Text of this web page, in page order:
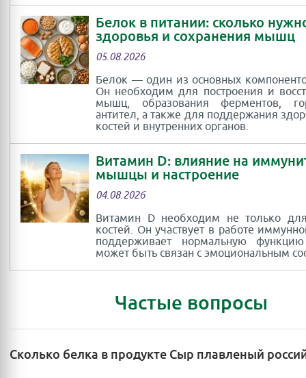
Белок в питании: сколько
здоровья и сохранения мышц
05.08.2026
Белок — один из основных
Он необходим для построения и
мышц, образования ферментов,
антител, а также для поддержания
костей и внутренних органов.
Витамин D: влияние на
мышцы и настроение
04.08.2026
Витамин D необходим не только
костей. Он участвует в работе
поддерживает нормальную
может быть связан с эмоциональным
Частые вопросы
Сколько белка в продукте Сыр плавленый